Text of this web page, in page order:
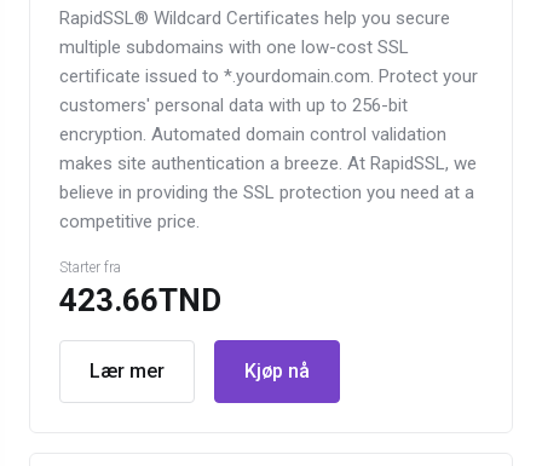
RapidSSL® Wildcard Certificates help you secure
multiple subdomains with one low-cost SSL
certificate issued to *.yourdomain.com. Protect your
customers' personal data with up to 256-bit
encryption. Automated domain control validation
makes site authentication a breeze. At RapidSSL, we
believe in providing the SSL protection you need at a
competitive price.
Starter fra
423.66TND
Lær mer Kjøp nå